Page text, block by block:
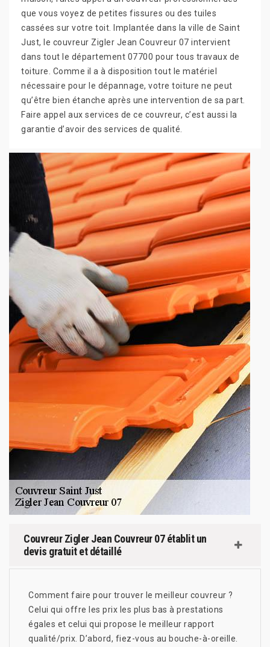
que vous voyez de petites fissures ou des tuiles
cassées sur votre toit. Implantée dans la ville de Saint
Just, le couvreur Zigler Jean Couvreur 07 intervient
dans tout le département 07700 pour tous travaux de
toiture. Comme il a à disposition tout le matériel
nécessaire pour le dépannage, votre toiture ne peut
qu’être bien étanche après une intervention de sa part.
Faire appel aux services de ce couvreur, c’est aussi la
garantie d’avoir des services de qualité.
Couvreur Zigler Jean Couvreur 07 établit un
devis gratuit et détaillé
Comment faire pour trouver le meilleur couvreur ?
Celui qui offre les prix les plus bas à prestations
égales et celui qui propose le meilleur rapport
qualité/prix. D’abord, fiez-vous au bouche-à-oreille.